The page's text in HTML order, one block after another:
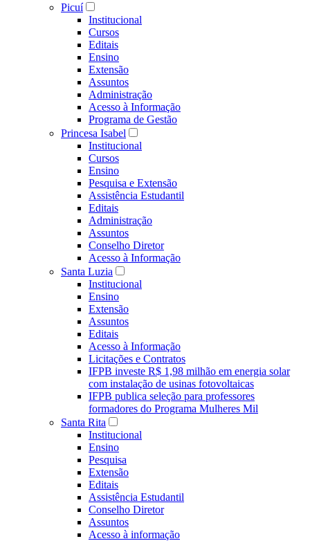
Picuí
Institucional
Cursos
Editais
Ensino
Extensão
Assuntos
Administração
Acesso à Informação
Programa de Gestão
Princesa Isabel
Institucional
Cursos
Ensino
Pesquisa e Extensão
Assistência Estudantil
Editais
Administração
Assuntos
Conselho Diretor
Acesso à Informação
Santa Luzia
Institucional
Ensino
Extensão
Assuntos
Editais
Acesso à Informação
Licitações e Contratos
IFPB investe R$ 1,98 milhão em energia solar
com instalação de usinas fotovoltaicas
IFPB publica seleção para professores
formadores do Programa Mulheres Mil
Santa Rita
Institucional
Ensino
Pesquisa
Extensão
Editais
Assistência Estudantil
Conselho Diretor
Assuntos
Acesso à informação